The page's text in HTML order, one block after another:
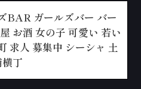
ガールズバー バー
お酒 女の子 可愛い 若い
求人 募集中 シーシャ 土
横丁